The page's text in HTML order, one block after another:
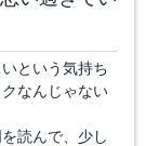
という気持ち
なんじゃない
読んで、少し